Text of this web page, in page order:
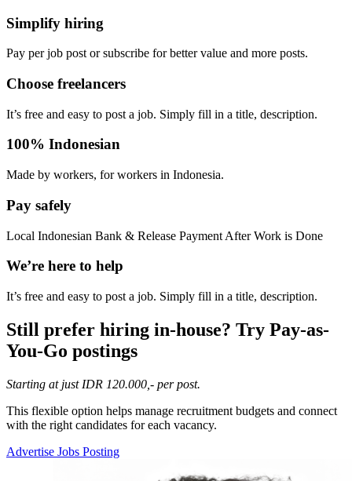
Simplify hiring
Pay per job post or subscribe for better value and more posts.
Choose freelancers
It’s free and easy to post a job. Simply fill in a title, description.
100% Indonesian
Made by workers, for workers in Indonesia.
Pay safely
Local Indonesian Bank & Release Payment After Work is Done
We’re here to help
It’s free and easy to post a job. Simply fill in a title, description.
Still prefer hiring in-house? Try Pay-as-
You-Go postings​
Starting at just IDR 120.000,- per post.
This flexible option helps manage recruitment budgets and connect
with the right candidates for each vacancy.
Advertise Jobs Posting